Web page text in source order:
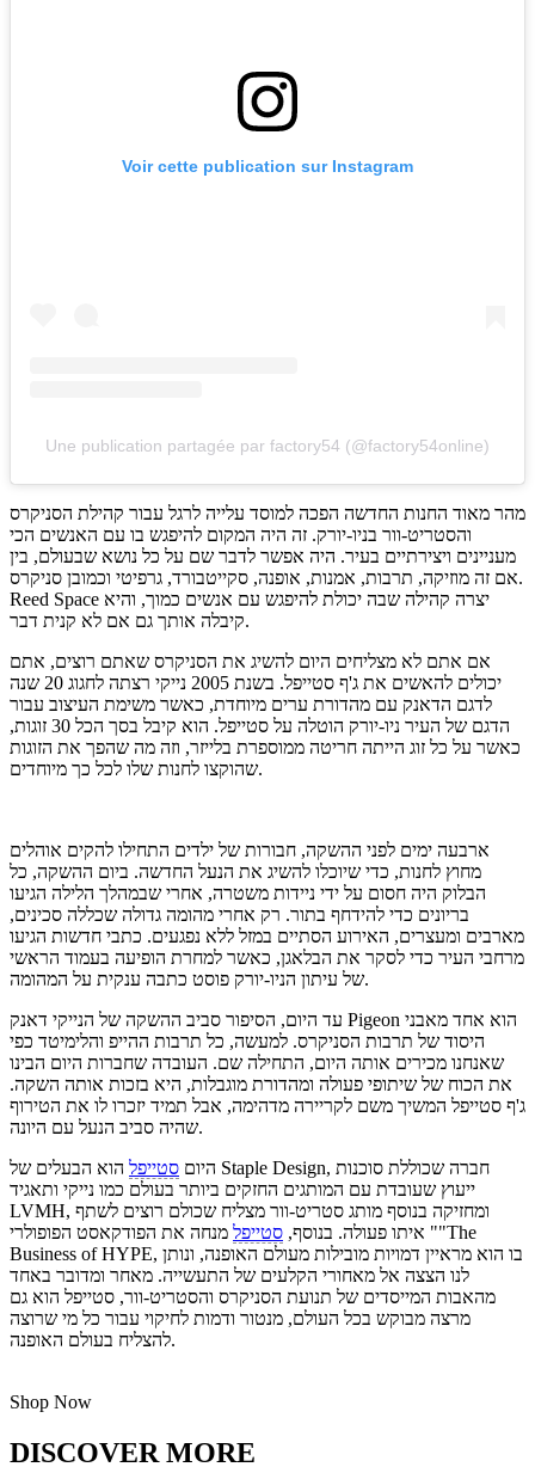
Voir cette publication sur Instagram
Une publication partagée par factory54 (@factory54online)
מהר מאוד החנות החדשה הפכה למוסד עלייה לרגל עבור קהילת הסניקרס
והסטריט-וור בניו-יורק. זה היה המקום להיפגש בו עם האנשים הכי
מעניינים ויצירתיים בעיר. היה אפשר לדבר שם על כל נושא שבעולם, בין
אם זה מוזיקה, תרבות, אמנות, אופנה, סקייטבורד, גרפיטי וכמובן סניקרס.
Reed Space יצרה קהילה שבה יכולת להיפגש עם אנשים כמוך, והיא
קיבלה אותך גם אם לא קנית דבר.
אם אתם לא מצליחים היום להשיג את הסניקרס שאתם רוצים, אתם
יכולים להאשים את ג'ף סטייפל. בשנת 2005 נייקי רצתה לחגוג 20 שנה
לדגם הדאנק עם מהדורת ערים מיוחדת, כאשר משימת העיצוב עבור
הדגם של העיר ניו-יורק הוטלה על סטייפל. הוא קיבל בסך הכל 30 זוגות,
כאשר על כל זוג הייתה חריטה ממוספרת בלייזר, וזה מה שהפך את הזוגות
שהוקצו לחנות שלו לכל כך מיוחדים.
ארבעה ימים לפני ההשקה, חבורות של ילדים התחילו להקים אוהלים
מחוץ לחנות, כדי שיוכלו להשיג את הנעל החדשה. ביום ההשקה, כל
הבלוק היה חסום על ידי ניידות משטרה, אחרי שבמהלך הלילה הגיעו
בריונים כדי להידחף בתור. רק אחרי מהומה גדולה שכללה סכינים,
מארבים ומעצרים, האירוע הסתיים במזל ללא נפגעים. כתבי חדשות הגיעו
מרחבי העיר כדי לסקר את הבלאגן, כאשר למחרת הופיעה בעמוד הראשי
של עיתון הניו-יורק פוסט כתבה ענקית על המהומה.
עד היום, הסיפור סביב ההשקה של הנייקי דאנק Pigeon הוא אחד מאבני
היסוד של תרבות הסניקרס. למעשה, כל תרבות ההייפ והלימיטד כפי
שאנחנו מכירים אותה היום, התחילה שם. העובדה שחברות היום הבינו
את הכוח של שיתופי פעולה ומהדורת מוגבלות, היא בזכות אותה השקה.
ג'ף סטייפל המשיך משם לקריירה מדהימה, אבל תמיד יזכרו לו את הטירוף
שהיה סביב הנעל עם היונה.
היום סטייפל הוא הבעלים של Staple Design, חברה שכוללת סוכנות
ייעוץ שעובדת עם המותגים החזקים ביותר בעולם כמו נייקי ותאגיד
LVMH, ומחזיקה בנוסף מותג סטריט-וור מצליח שכולם רוצים לשתף
איתו פעולה. בנוסף, סטייפל מנחה את הפודקאסט הפופולרי ""The
Business of HYPE, בו הוא מראיין דמויות מובילות מעולם האופנה, ונותן
לנו הצצה אל מאחורי הקלעים של התעשייה. מאחר ומדובר באחד
מהאבות המייסדים של תנועת הסניקרס והסטריט-וור, סטייפל הוא גם
מרצה מבוקש בכל העולם, מנטור ודמות לחיקוי עבור כל מי שרוצה
להצליח בעולם האופנה.
Shop Now
DISCOVER MORE